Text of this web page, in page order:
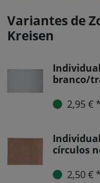
Variantes de
Kreisen
branco/
2,95 € *
círculos
2,50 € *